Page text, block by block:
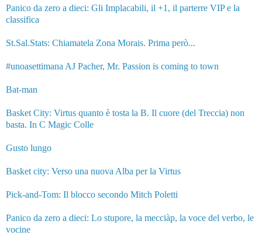
Panico da zero a dieci: Gli Implacabili, il +1, il parterre VIP e la
classifica
St.Sal.Stats: Chiamatela Zona Morais. Prima però...
#unoasettimana AJ Pacher, Mr. Passion is coming to town
Bat-man
Basket City: Virtus quanto è tosta la B. Il cuore (del Treccia) non
basta. In C Magic Colle
Gusto lungo
Basket city: Verso una nuova Alba per la Virtus
Pick-and-Tom: Il blocco secondo Mitch Poletti
Panico da zero a dieci: Lo stupore, la mecciàp, la voce del verbo, le
vocine